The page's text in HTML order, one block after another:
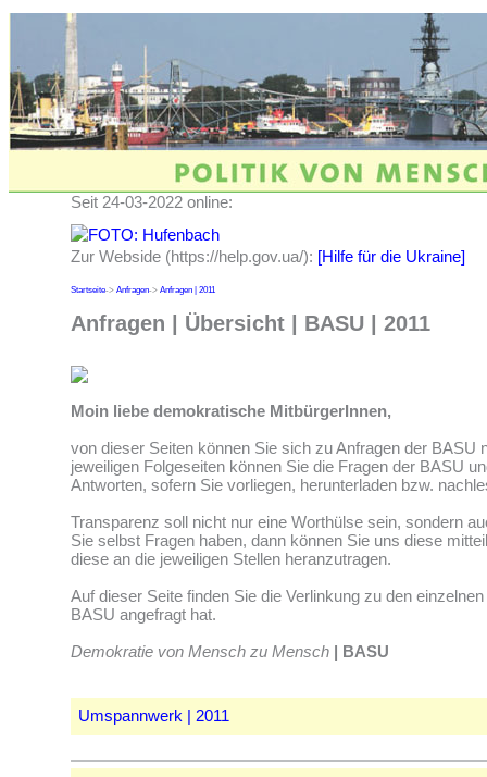
Seit 24-03-2022 online:
Zur Webside (https://help.gov.ua/): [Hilfe für die Ukraine]
Startseite-> Anfragen-> Anfragen | 2011
Anfragen | Übersicht | BASU | 2011
Moin liebe demokratische MitbürgerInnen,
von dieser Seiten können Sie sich zu Anfragen der BASU
jeweiligen Folgeseiten können Sie die Fragen der BASU
Antworten, sofern Sie vorliegen, herunterladen bzw.
Transparenz soll nicht nur eine Worthülse sein, sondern
Sie selbst Fragen haben, dann können Sie uns diese
diese an die jeweiligen Stellen heranzutragen.
Auf dieser Seite finden Sie die Verlinkung zu den
BASU angefragt hat.
Demokratie von Mensch zu Mensch | BASU
Umspannwerk | 2011